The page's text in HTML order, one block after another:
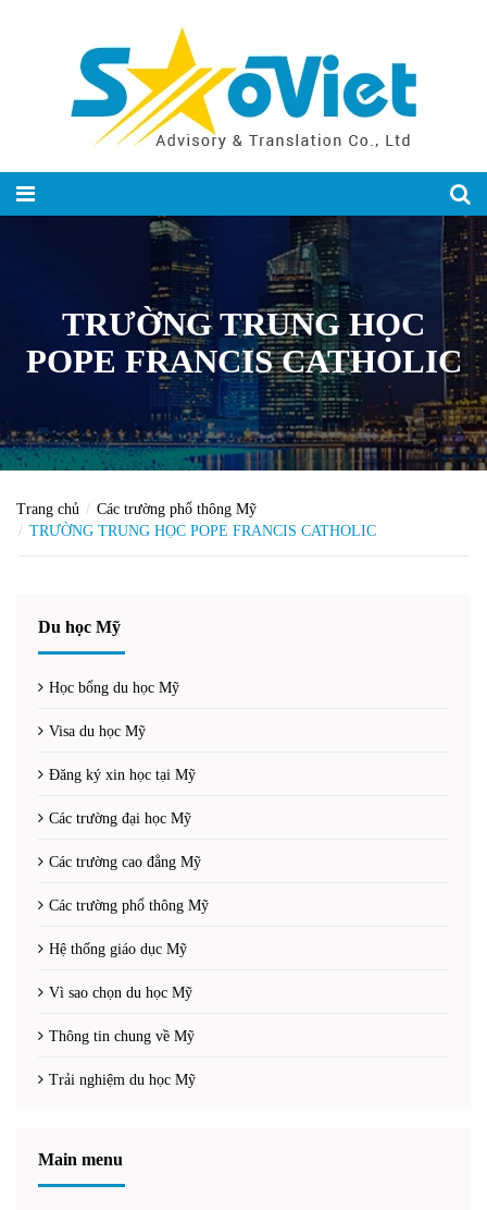
TRƯỜNG TRUNG HỌC
POPE FRANCIS CATHOLIC
Trang chủ
Các trường phổ thông Mỹ
TRƯỜNG TRUNG HỌC POPE FRANCIS CATHOLIC
Du học Mỹ
Học bổng du học Mỹ
Visa du học Mỹ
Đăng ký xin học tại Mỹ
Các trường đại học Mỹ
Các trường cao đẳng Mỹ
Các trường phổ thông Mỹ
Hệ thống giáo dục Mỹ
Vì sao chọn du học Mỹ
Thông tin chung về Mỹ
Trải nghiệm du học Mỹ
Main menu